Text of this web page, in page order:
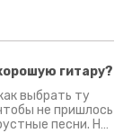
гитару?
выбрать ту
не пришлось
песни. На